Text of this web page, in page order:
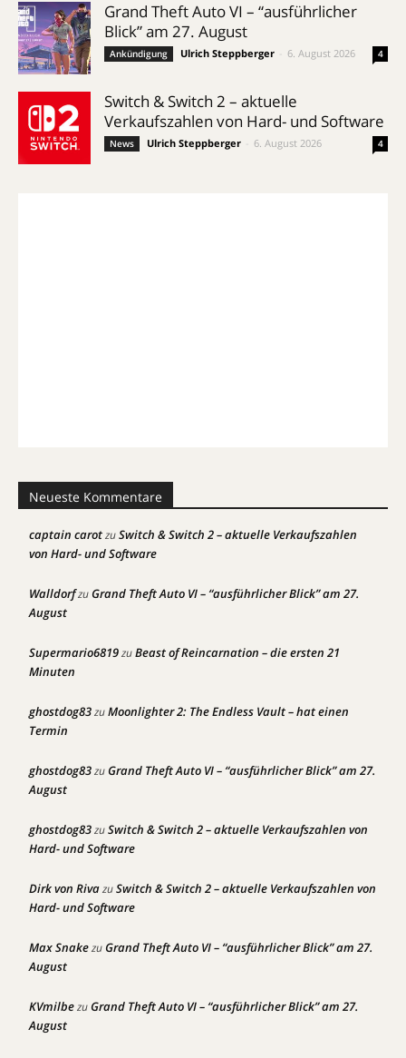
Grand Theft Auto VI – “ausführlicher
Blick” am 27. August
Ankündigung Ulrich Steppberger 6. August 2026 4
Switch & Switch 2 – aktuelle
Verkaufszahlen von Hard- und Software
News Ulrich Steppberger 6. August 2026 4
Neueste Kommentare
captain carotzuSwitch & Switch 2 – aktuelle Verkaufszahlen
von Hard- und Software
WalldorfzuGrand Theft Auto VI – “ausführlicher Blick” am 27.
August
Supermario6819zuBeast of Reincarnation – die ersten 21
Minuten
ghostdog83zuMoonlighter 2: The Endless Vault – hat einen
Termin
ghostdog83zuGrand Theft Auto VI – “ausführlicher Blick” am 27.
August
ghostdog83zuSwitch & Switch 2 – aktuelle Verkaufszahlen von
Hard- und Software
Dirk von RivazuSwitch & Switch 2 – aktuelle Verkaufszahlen von
Hard- und Software
Max SnakezuGrand Theft Auto VI – “ausführlicher Blick” am 27.
August
KVmilbezuGrand Theft Auto VI – “ausführlicher Blick” am 27.
August